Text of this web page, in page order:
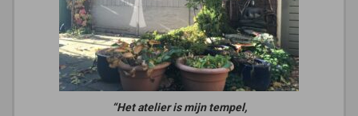
“Het atelier is mijn tempel,